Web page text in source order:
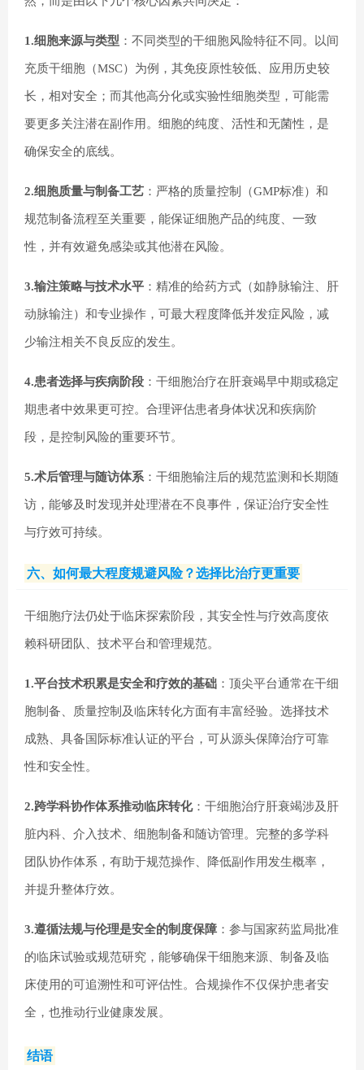
1.细胞来源与类型 ：不同类型的干细胞风险特征不同。以间
充质干细胞（MSC）为例，其免疫原性较低、应用历史较
长，相对安全；而其他高分化或实验性细胞类型，可能需
要更多关注潜在副作用。细胞的纯度、活性和无菌性，是
确保安全的底线。
2.细胞质量与制备工艺 ：严格的质量控制（GMP标准）和
规范制备流程至关重要，能保证细胞产品的纯度、一致
性，并有效避免感染或其他潜在风险。
3.输注策略与技术水平 ：精准的给药方式（如静脉输注、肝
动脉输注）和专业操作，可最大程度降低并发症风险，减
少输注相关不良反应的发生。
4.患者选择与疾病阶段 ：干细胞治疗在肝衰竭早中期或稳定
期患者中效果更可控。合理评估患者身体状况和疾病阶
段，是控制风险的重要环节。
5.术后管理与随访体系 ：干细胞输注后的规范监测和长期随
访，能够及时发现并处理潜在不良事件，保证治疗安全性
与疗效可持续。
六、如何最大程度规避风险？选择比治疗更重要
干细胞疗法仍处于临床探索阶段，其安全性与疗效高度依
赖科研团队、技术平台和管理规范。
1.平台技术积累是安全和疗效的基础 ：顶尖平台通常在干细
胞制备、质量控制及临床转化方面有丰富经验。选择技术
成熟、具备国际标准认证的平台，可从源头保障治疗可靠
性和安全性。
2.跨学科协作体系推动临床转化：干细胞治疗肝衰竭涉及肝
脏内科、介入技术、细胞制备和随访管理。完整的多学科
团队协作体系，有助于规范操作、降低副作用发生概率，
并提升整体疗效。
3.遵循法规与伦理是安全的制度保障 ：参与国家药监局批准
的临床试验或规范研究，能够确保干细胞来源、制备及临
床使用的可追溯性和可评估性。合规操作不仅保护患者安
全，也推动行业健康发展。
结语